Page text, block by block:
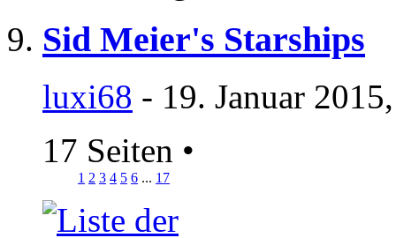
Sid Meier's Starships
luxi68 - 19. Januar
17 Seiten •
1 2 3 4 5 6 ... 17